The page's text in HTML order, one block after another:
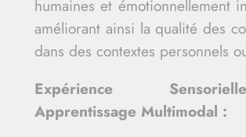
humaines et émotionnellement
améliorant ainsi la qualité des
dans des contextes personnels
Expérience
Apprentissage Multimodal :